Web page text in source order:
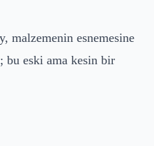
malzemenin esnemesine
bu eski ama kesin bir